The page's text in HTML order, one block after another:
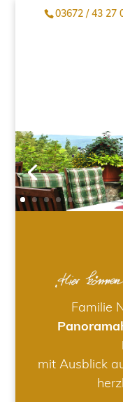
03672 / 43 27
Familie
mit Ausblick